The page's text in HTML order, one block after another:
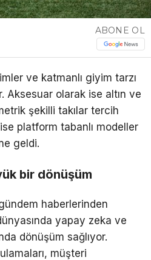
ABONE OL
ve katmanlı giyim tarzı
Aksesuar olarak ise altın ve
şekilli takılar tercih
platform tabanlı modeller
geldi.
bir dönüşüm
haberlerinden
yapay zeka ve
dönüşüm sağlıyor.
müşteri